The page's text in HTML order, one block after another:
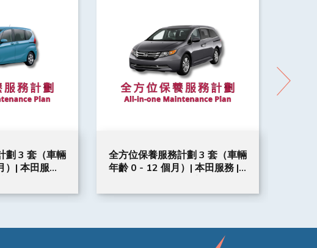
劃 3 套（車輛
| 本田服務 |
全方位保養服務計劃 3 套（車輛
年齡 0 - 12 個月）| 本田服務 |